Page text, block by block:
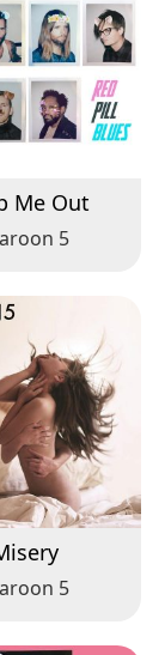
Me Out
5
5